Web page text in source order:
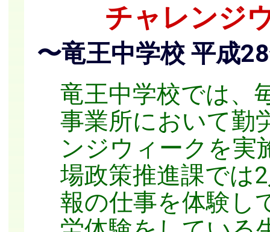
チャレンジ
〜竜王中学校 平成
竜王中学校では、
事業所において勤
ンジウィークを実
場政策推進課では
報の仕事を体験し